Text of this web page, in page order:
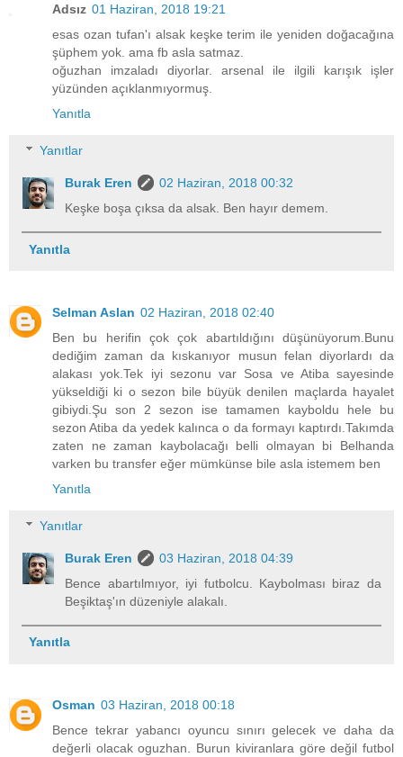
Adsız 01 Haziran, 2018 19:21
esas ozan tufan'ı alsak keşke terim ile yeniden doğacağına
şüphem yok. ama fb asla satmaz.
oğuzhan imzaladı diyorlar. arsenal ile ilgili karışık işler
yüzünden açıklanmıyormuş.
Yanıtla
Yanıtlar
Burak Eren
02 Haziran, 2018 00:32
Keşke boşa çıksa da alsak. Ben hayır demem.
Yanıtla
Selman Aslan 02 Haziran, 2018 02:40
Ben bu herifin çok çok abartıldığını düşünüyorum.Bunu
dediğim zaman da kıskanıyor musun felan diyorlardı da
alakası yok.Tek iyi sezonu var Sosa ve Atiba sayesinde
yükseldiği ki o sezon bile büyük denilen maçlarda hayalet
gibiydi.Şu son 2 sezon ise tamamen kayboldu hele bu
sezon Atiba da yedek kalınca o da formayı kaptırdı.Takımda
zaten ne zaman kaybolacağı belli olmayan bi Belhanda
varken bu transfer eğer mümkünse bile asla istemem ben
Yanıtla
Yanıtlar
Burak Eren
03 Haziran, 2018 04:39
Bence abartılmıyor, iyi futbolcu. Kaybolması biraz da
Beşiktaş'ın düzeniyle alakalı.
Yanıtla
Osman 03 Haziran, 2018 00:18
Bence tekrar yabancı oyuncu sınırı gelecek ve daha da
değerli olacak oguzhan. Burun kiviranlara göre değil futbol